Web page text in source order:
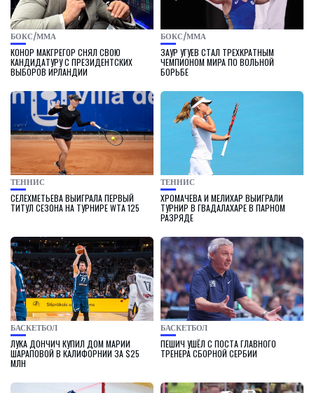
БОКС/ММА
КОНОР МАКГРЕГОР СНЯЛ СВОЮ
КАНДИДАТУРУ С ПРЕЗИДЕНТСКИХ
ВЫБОРОВ ИРЛАНДИИ
БОКС/ММА
ЗАУР УГУЕВ СТАЛ ТРЕХКРАТНЫМ
ЧЕМПИОНОМ МИРА ПО ВОЛЬНОЙ
БОРЬБЕ
ТЕННИС
СЕЛЕХМЕТЬЕВА ВЫИГРАЛА ПЕРВЫЙ
ТИТУЛ СЕЗОНА НА ТУРНИРЕ WTA 125
ТЕННИС
ХРОМАЧЕВА И МЕЛИХАР ВЫИГРАЛИ
ТУРНИР В ГВАДАЛАХАРЕ В ПАРНОМ
РАЗРЯДЕ
БАСКЕТБОЛ
ЛУКА ДОНЧИЧ КУПИЛ ДОМ МАРИИ
ШАРАПОВОЙ В КАЛИФОРНИИ ЗА $25
МЛН
БАСКЕТБОЛ
ПЕШИЧ УШЁЛ С ПОСТА ГЛАВНОГО
ТРЕНЕРА СБОРНОЙ СЕРБИИ